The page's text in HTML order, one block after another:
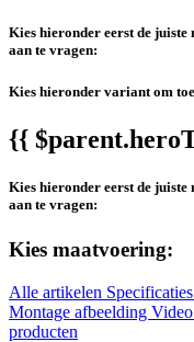
Kies hieronder eerst de
aan te vragen:
Kies hieronder variant om
{{
Kies hieronder eerst de
aan te vragen:
Kies maatvoering:
Alle artikelen Specificaties
Montage afbeelding Video
producten